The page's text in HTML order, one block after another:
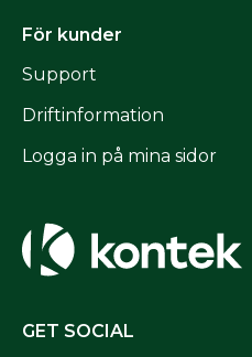
GET SOCIAL
För kunder
Support
Driftinformation
Logga in på mina sidor